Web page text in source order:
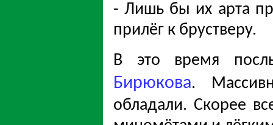
- Лишь бы их арта
прилёг к брустверу.
В это время
Бирюкова.
обладали. Скорее